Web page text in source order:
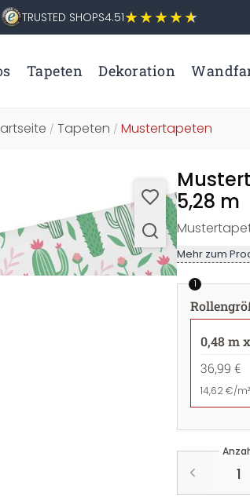
TRUSTED SHOPS4.51
Tapeten Dekoration
/ Tapeten / Mustertapeten
5,28 m
Mehr zum
1
0,48 m
36,99 €
14,62 €/m²